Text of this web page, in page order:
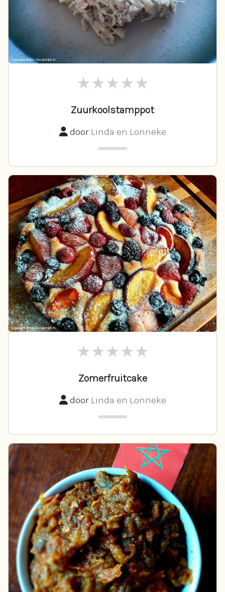
Zuurkoolstamppot
door Linda en Lonneke
Zomerfruitcake
door Linda en Lonneke